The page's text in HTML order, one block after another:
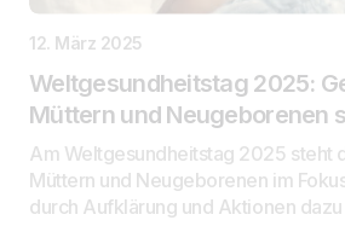
12. März 2025
Weltgesundheitstag 2025:
Müttern und Neugeborenen
Am Weltgesundheitstag 2025 steht
Müttern und Neugeborenen im
durch Aufklärung und Aktionen